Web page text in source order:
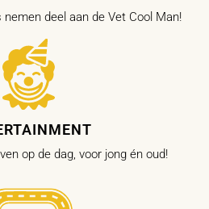
deel aan de Vet Cool Man!
op de dag, voor jong én oud!